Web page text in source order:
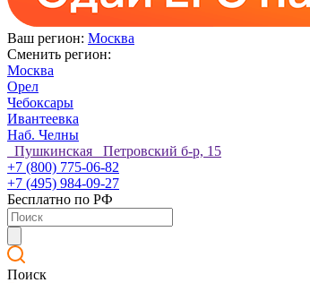
Ваш регион: Москва
Сменить регион:
Москва
Орел
Чебоксары
Ивантеевка
Наб. Челны
Пушкинская Петровский б-р, 15
+7 (800) 775-06-82
+7 (495) 984-09-27
Бесплатно по РФ
Поиск